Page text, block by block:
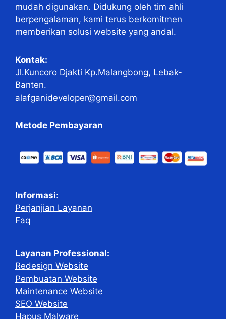
mudah digunakan. Didukung oleh tim ahli
berpengalaman, kami terus berkomitmen
memberikan solusi website yang andal.
Kontak:
Jl.Kuncoro Djakti Kp.Malangbong, Lebak-
Banten.
alafganideveloper@gmail.com
Metode Pembayaran
Informasi:
Perjanjian Layanan
Faq
Layanan Professional:
Redesign Website
Pembuatan Website
Maintenance Website
SEO Website
Hapus Malware